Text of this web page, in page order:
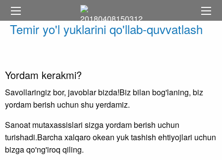
Temir yo'l yuklarini qo'llab-quvvatlash
Yordam kerakmi?
Savollaringiz bor, javoblar bizda!Biz bilan bog'laning, biz
yordam berish uchun shu yerdamiz.
Sanoat mutaxassislari sizga yordam berish uchun
turishadi.Barcha xalqaro okean yuk tashish ehtiyojlari uchun
bizga qo'ng'iroq qiling.